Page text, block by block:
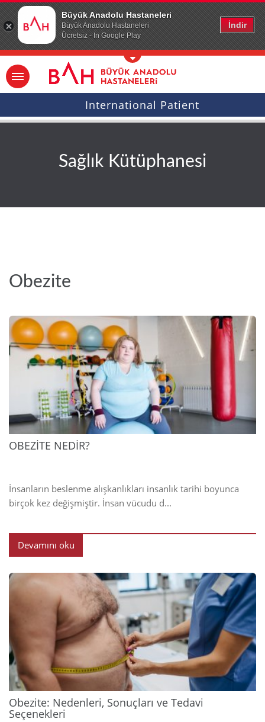
Büyük Anadolu Hastaneleri
Büyük Anadolu Hastaneleri
Ücretsiz - In Google Play
İndir
Ana icerige atla
International Patient
Sağlık Kütüphanesi
Obezite
OBEZİTE NEDİR?
İnsanların beslenme alışkanlıkları insanlık tarihi boyunca
birçok kez değişmiştir. İnsan vücudu d...
Devamını oku
2025
Obezite: Nedenleri, Sonuçları ve Tedavi
Seçenekleri